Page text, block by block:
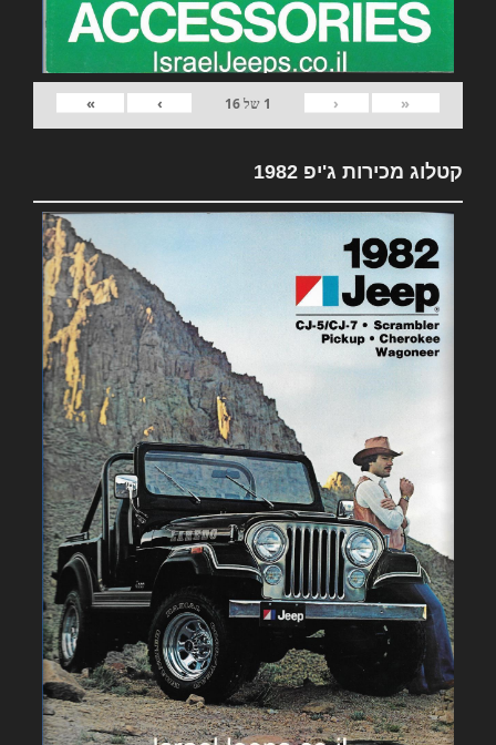
«
‹
1 של16
›
»
קטלוג מכירות ג'יפ 1982